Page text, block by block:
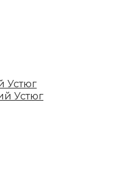
Устюг
Устюг